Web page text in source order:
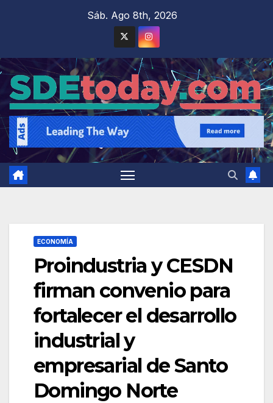
Sáb. Ago 8th, 2026
ECONOMÍA
Proindustria y CESDN
firman convenio para
fortalecer el desarrollo
industrial y
empresarial de Santo
Domingo Norte